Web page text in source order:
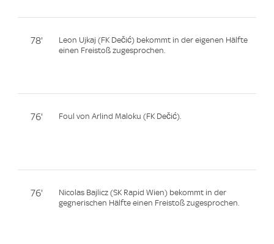
78'
Leon Ujkaj (FK Dečić) bekommt in der eigenen Hälfte
einen Freistoß zugesprochen.
76' Foul von Arlind Maloku (FK Dečić).
76'
Nicolas Bajlicz (SK Rapid Wien) bekommt in der
gegnerischen Hälfte einen Freistoß zugesprochen.